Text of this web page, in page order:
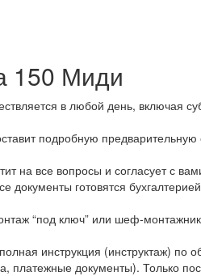
150 Миди
в любой день, включая
подробную
на все вопросы и согласует с
готовятся
“под ключ” или шеф-
инструкция (инструктаж) по
документы). Только